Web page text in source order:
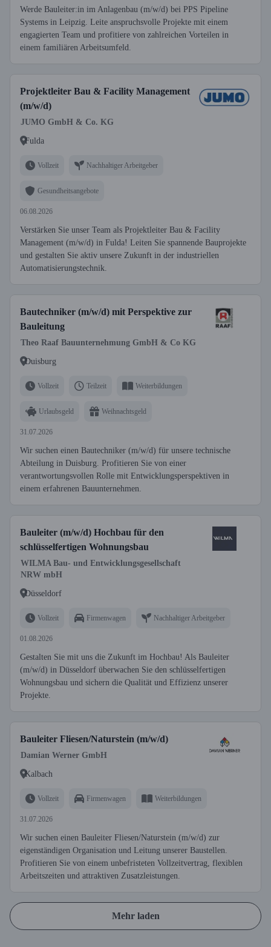
Werde Bauleiter:in im Anlagenbau (m/w/d) bei PPS Pipeline
Systems in Leipzig. Leite anspruchsvolle Projekte mit einem
engagierten Team und profitiere von zahlreichen Vorteilen in
einem familiären Arbeitsumfeld.
Projektleiter Bau & Facility Management
(m/w/d)
JUMO GmbH & Co. KG
Fulda
Vollzeit Nachhaltiger Arbeitgeber
Gesundheitsangebote
06.08.2026
Verstärken Sie unser Team als Projektleiter Bau & Facility
Management (m/w/d) in Fulda! Leiten Sie spannende Bauprojekte
und gestalten Sie aktiv unsere Zukunft in der industriellen
Automatisierungstechnik.
Bautechniker (m/w/d) mit Perspektive zur
Bauleitung
Theo Raaf Bauunternehmung GmbH & Co KG
Duisburg
Vollzeit Teilzeit Weiterbildungen
Urlaubsgeld Weihnachtsgeld
31.07.2026
Wir suchen einen Bautechniker (m/w/d) für unsere technische
Abteilung in Duisburg. Profitieren Sie von einer
verantwortungsvollen Rolle mit Entwicklungsperspektiven in
einem erfahrenen Bauunternehmen.
Bauleiter (m/w/d) Hochbau für den
schlüsselfertigen Wohnungsbau
WILMA Bau- und Entwicklungsgesellschaft
NRW mbH
Düsseldorf
Vollzeit Firmenwagen Nachhaltiger Arbeitgeber
01.08.2026
Gestalten Sie mit uns die Zukunft im Hochbau! Als Bauleiter
(m/w/d) in Düsseldorf überwachen Sie den schlüsselfertigen
Wohnungsbau und sichern die Qualität und Effizienz unserer
Projekte.
Bauleiter Fliesen/Naturstein (m/w/d)
Damian Werner GmbH
Kalbach
Vollzeit Firmenwagen Weiterbildungen
31.07.2026
Wir suchen einen Bauleiter Fliesen/Naturstein (m/w/d) zur
eigenständigen Organisation und Leitung unserer Baustellen.
Profitieren Sie von einem unbefristeten Vollzeitvertrag, flexiblen
Arbeitszeiten und attraktiven Zusatzleistungen.
Mehr laden